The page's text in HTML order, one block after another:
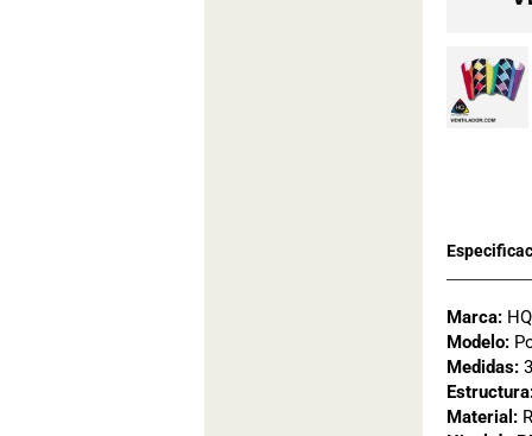
Marca:
Modelo:
Medidas:
Material: